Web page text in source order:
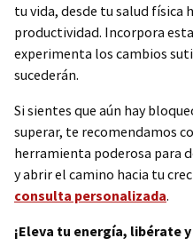
tu vida, desde tu salud física
productividad. Incorpora
experimenta los cambios
sucederán.
Si sientes que aún hay
superar, te recomendamos
herramienta poderosa para
y abrir el camino hacia tu
consulta personalizada.
¡Eleva tu energía, libérate